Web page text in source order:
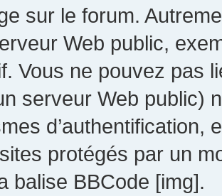
sur le forum.
Web public,
Vous ne pouvez pas
serveur Web public)
d’authentification,
protégés par un
balise BBCode [img].